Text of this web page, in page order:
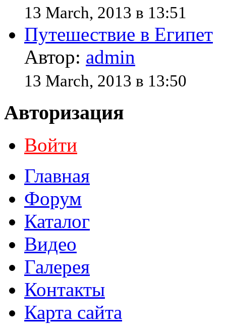
13 March, 2013 в 13:51
Путешествие в Египет
Автор: admin
13 March, 2013 в 13:50
Авторизация
Войти
Главная
Форум
Каталог
Видео
Галерея
Контакты
Карта сайта